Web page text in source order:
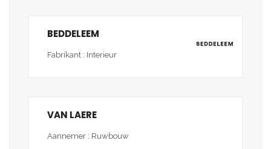
BEDDELEEM
Fabrikant : Interieur
VAN LAERE
Aannemer : Ruwbouw